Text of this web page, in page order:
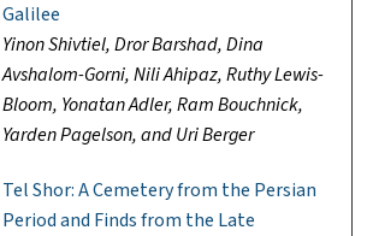
Galilee
Yinon Shivtiel, Dror Barshad, Dina
Avshalom-Gorni, Nili Ahipaz, Ruthy Lewis-
Bloom, Yonatan Adler, Ram Bouchnick,
Yarden Pagelson, and Uri Berger
Tel Shor: A Cemetery from the Persian
Period and Finds from the Late